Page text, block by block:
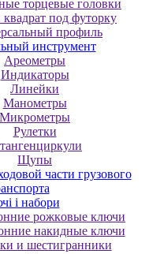
торцевые головки
под футорку
профиль
инструмент
Ареометры
Индикаторы
Линейки
Манометры
Микрометры
Рулетки
Щупы
части грузового
і набори
poжкoвыe ключи
нaкидныe ключи
и шестигранники